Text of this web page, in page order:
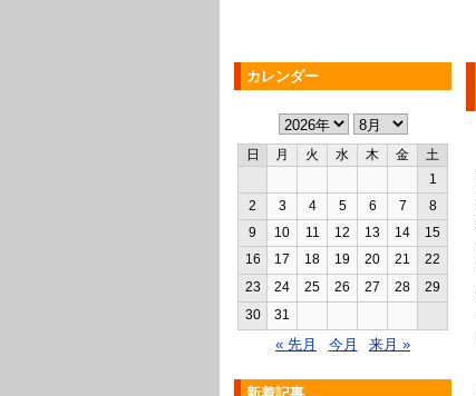
カレンダー
日 月 火 水 木 金
土
1
2
3 4 5 6 7
8
9
10 11 12 13 14
15
16
17 18 19 20 21
22
23
24 25 26 27 28
29
30
31
« 先月 今月 来月 »